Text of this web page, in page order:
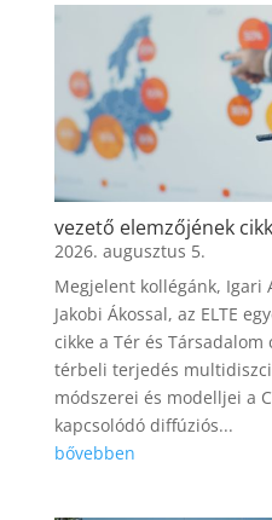
vezető elemzőjének
2026. augusztus 5.
Megjelent kollégánk, Igari
Jakobi Ákossal, az ELTE
cikke a Tér és
térbeli terjedés
módszerei és modelljei a
kapcsolódó diffúziós...
bővebben